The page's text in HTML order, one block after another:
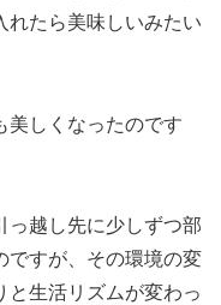
れたら美味しいみたい
美しくなったのです
っ越し先に少しずつ部
ですが、その環境の変
と生活リズムが変わっ